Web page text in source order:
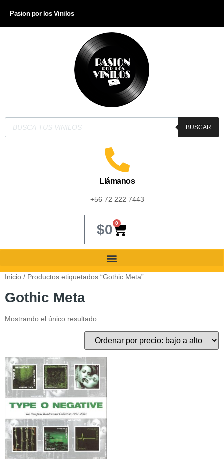
Pasion por los Vinilos
BUSCAR
Llámanos
+56 72 222 7443
$0 0
Inicio / Productos etiquetados “Gothic Meta”
Gothic Meta
Mostrando el único resultado